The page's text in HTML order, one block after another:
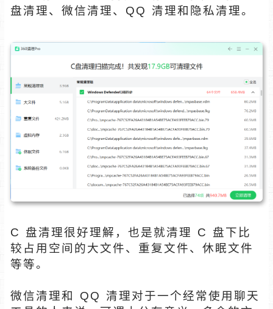
盘清理、微信清理、QQ 清理和隐私清理。
C 盘清理很好理解，也是就清理 C 盘下比
较占用空间的大文件、重复文件、休眠文件
等等。
微信清理和 QQ 清理对于一个经常使用聊天